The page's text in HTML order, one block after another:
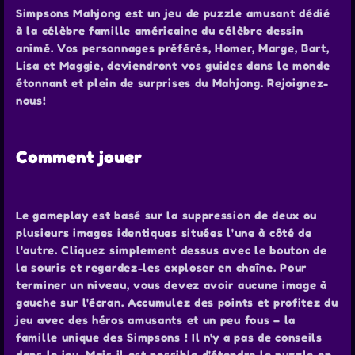
Simpsons Mahjong est un jeu de puzzle amusant dédié
à la célèbre famille américaine du célèbre dessin
animé. Vos personnages préférés, Homer, Marge, Bart,
Lisa et Maggie, deviendront vos guides dans le monde
étonnant et plein de surprises du Mahjong. Rejoignez-
nous!
Comment jouer
Le gameplay est basé sur la suppression de deux ou
plusieurs images identiques situées l'une à côté de
l'autre. Cliquez simplement dessus avec le bouton de
la souris et regardez-les exploser en chaîne. Pour
terminer un niveau, vous devez avoir aucune image à
gauche sur l'écran. Accumulez des points et profitez du
jeu avec des héros amusants et un peu fous – la
famille unique des Simpsons ! Il n'y a pas de conseils